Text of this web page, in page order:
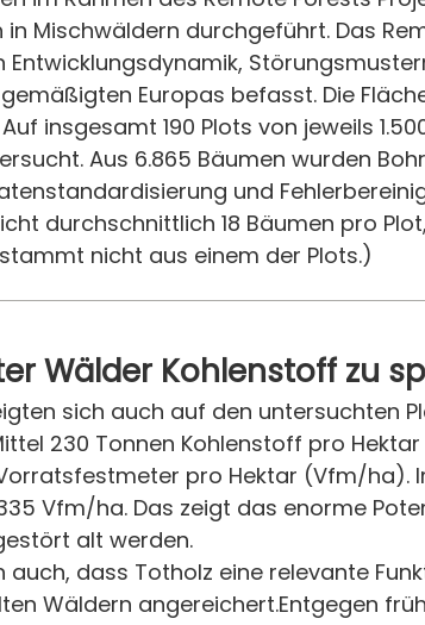
Mischwäldern durchgeführt. Das
Europas befasst. Die
insgesamt 190 Plots von jeweils
Aus 6.865 Bäumen wurden
und
durchschnittlich 18 Bäumen pro
nicht aus einem der Plots.)
Wälder Kohlenstoff zu
sich auch auf den untersuchten
230 Tonnen Kohlenstoff pro
pro Hektar (Vfm/ha).
Vfm/ha. Das zeigt das enorme
alt werden.
auch, dass Totholz eine relevante
Wäldern angereichert.Entgegen